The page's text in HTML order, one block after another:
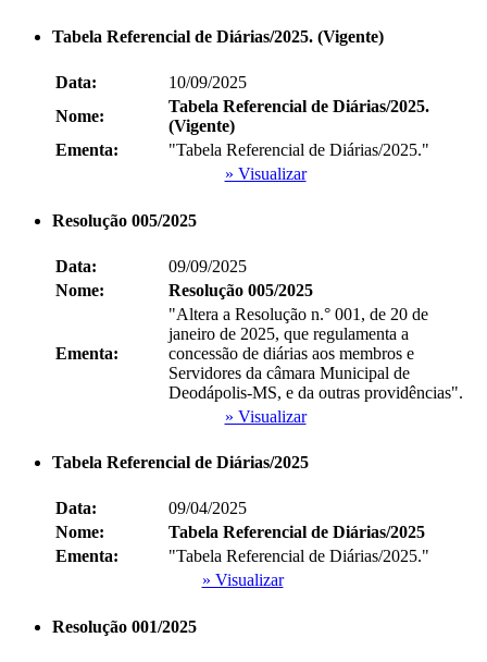
Tabela Referencial de Diárias/2025. (Vigente)
Data:
10/09/2025
Nome:
Tabela Referencial de Diárias/2025.
(Vigente)
Ementa:
"Tabela Referencial de Diárias/2025."
» Visualizar
Resolução 005/2025
Data:
09/09/2025
Nome:
Resolução 005/2025
Ementa:
"Altera a Resolução n.° 001, de 20 de
janeiro de 2025, que regulamenta a
concessão de diárias aos membros e
Servidores da câmara Municipal de
Deodápolis-MS, e da outras providências".
» Visualizar
Tabela Referencial de Diárias/2025
Data:
09/04/2025
Nome:
Tabela Referencial de Diárias/2025
Ementa:
"Tabela Referencial de Diárias/2025."
» Visualizar
Resolução 001/2025